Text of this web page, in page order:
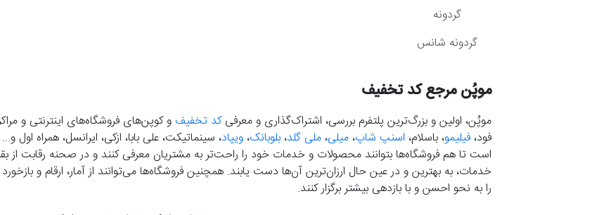
گردونه
گردونه شانس
موپُن مرجع کد تخفیف
موپُن، اولین و بزرگ‌ترین پلتفرم بررسی، اشتراک‌گذاری و معرفیکد تخفیفو کوپن‌های فروشگاه‌های اینترنتی و
فود، فیلیمو، باسلام، اسنپ شاپ، میلی، ملی گلد، بلوبانک، ویپاد، سینماتیکت، علی بابا، ازکی، ایرانسل، همراه
است تا هم فروشگاه‌ها بتوانند محصولات و خدمات خود را راحت‌تر به مشتریان معرفی کنند و در صحنه رقابت از
خدمات، به بهترین و در عین حال ارزان‌ترین آن‌ها دست‌ یابند. همچنین فروشگاه‌ها می‌توانند از آمار، ارقام و
را به نحو احسن و با بازدهی بیشتر برگزار کنند.